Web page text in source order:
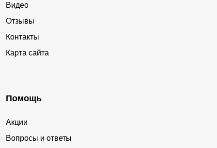
Видео
Отзывы
Контакты
Карта сайта
Помощь
Акции
Вопросы и ответы